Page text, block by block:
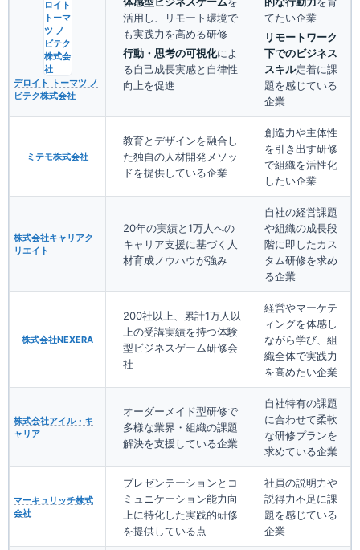
デロイト トーマツ ノ
ビテク株式会社
活用し、リモート環境で
も実践力を高める研修
行動・思考の可視化によ
る自己成長実感と自律性
向上を促進
てたい企業
リモートワーク
下でのビジネス
スキル定着に課
題を感じている
企業
ミテモ株式会社
教育とデザインを融合し
た独自の人材開発メソッ
ドを提供している企業
創造力や主体性
を引き出す研修
で組織を活性化
したい企業
株式会社キャリアク
リエイト
20年の実績と1万人への
キャリア支援に基づく人
材育成ノウハウが強み
自社の経営課題
や組織の成長段
階に即したカス
タム研修を求め
る企業
株式会社NEXERA
200社以上、累計1万人以
上の受講実績を持つ体験
型ビジネスゲーム研修会
社
経営やマーケテ
ィングを体感し
ながら学び、組
織全体で実践力
を高めたい企業
株式会社アイル・キ
ャリア
オーダーメイド型研修で
多様な業界・組織の課題
解決を支援している企業
自社特有の課題
に合わせて柔軟
な研修プランを
求めている企業
マーキュリッチ株式
会社
プレゼンテーションとコ
ミュニケーション能力向
上に特化した実践的研修
を提供している点
社員の説明力や
説得力不足に課
題を感じている
企業